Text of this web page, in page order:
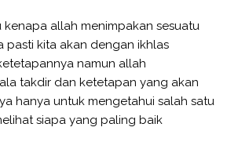
kenapa allah menimpakan sesuatu
pasti kita akan dengan ikhlas
namun allah
takdir dan ketetapan yang akan
hanya untuk mengetahui salah satu
siapa yang paling baik